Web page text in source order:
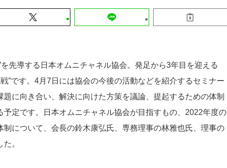
を先導する日本オムニチャネル協会。発足から3年目を迎える
”です。4月7日には協会の今後の活動などを紹介するセミナー
題に向き合い、解決に向けた方策を議論、提起するための体制
予定です。日本オムニチャネル協会が目指すもの、2022年度の
制について、会長の鈴木康弘氏、専務理事の林雅也氏、理事の
。